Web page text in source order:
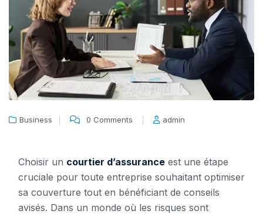
Business 0 Comments admin
Choisir un courtier d’assurance est une étape
cruciale pour toute entreprise souhaitant optimiser
sa couverture tout en bénéficiant de conseils
avisés. Dans un monde où les risques sont